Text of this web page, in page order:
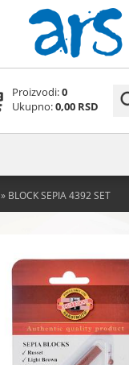
Proizvodi:0
Ukupno:0,00 RSD
» BLOCK SEPIA 4392 SET